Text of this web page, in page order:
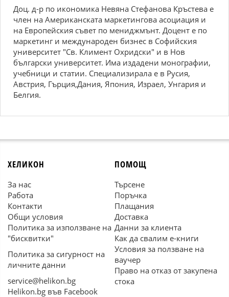
Доц. д-р по икономика Невяна Стефанова Кръстева е
член на Американската маркетингова асоциация и
на Европейския съвет по мениджмънт. Доцент е по
маркетинг и международен бизнес в Софийския
университет "Св. Климент Охридски" и в Нов
български университет. Има издадени монографии,
учебници и статии. Специализирала е в Русия,
Австрия, Гърция,Дания, Япония, Израел, Унгария и
Белгия.
ХЕЛИКОН
За нас
Работа
Контакти
Общи условия
Политика за използване на
"бисквитки"
Политика за сигурност на
личните данни
service@helikon.bg
Helikon.bg във Facebook
ПОМОЩ
Търсене
Поръчка
Плащания
Доставка
Данни за клиента
Как да свалим е-книги
Условия за ползване на
ваучер
Право на отказ от закупена
стока